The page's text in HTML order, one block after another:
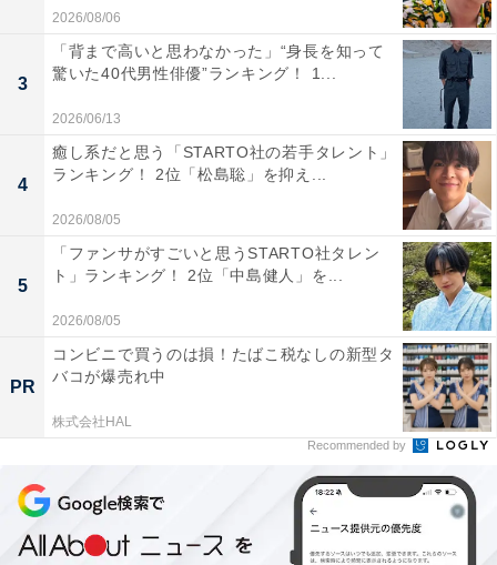
回答者からは「みなとみらいなど高層マンションが多く
あり、都心へのアクセスもいいから」（40代女性／神奈
川県）、「家賃や物価が高そうなイメージがあるからで
す」（30代女性／宮城県）、「タワーマンションに住ん
でいそう」（40代女性／埼玉県）といった声が集まりま
※回答者からのコメントは原文ママです
この記事の執筆者：
All About ニュースの編集者。オールアバウトに入社後、SNSトレン
ドにフォーカスした記事執筆やSEOライティングの経験を経て、の
ちにAll About ニュースチームのメンバーに加入。現在は旅行・カル
チャー・エンタメなどを中心に企画編集を担当。東京都出身。居酒
...続きを読む
2026/08/06
3
「背まで高いと思わなかった」“身長を知って
驚いた40代男性俳優”ランキング！ 1...
2026/06/13
4
癒し系だと思う「STARTO社の若手タレント」
ランキング！ 2位「松島聡」を抑え...
2026/08/05
5
「ファンサがすごいと思うSTARTO社タレン
ト」ランキング！ 2位「中島健人」を...
2026/08/05
PR
コンビニで買うのは損！たばこ税なしの新型タ
バコが爆売れ中
株式会社HAL
Recommended by